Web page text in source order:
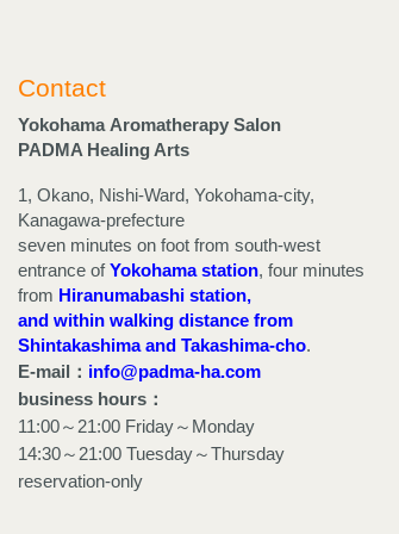
Contact
Yokohama Aromatherapy Salon
PADMA Healing Arts
1, Okano, Nishi-Ward, Yokohama-city,
Kanagawa-prefecture
seven minutes on foot from south-west
entrance ofYokohama station, four minutes
from Hiranumabashi station,
and within walking distance from
Shintakashima and Takashima-cho.
E-mail： info@padma-ha.com
business hours：
11:00～21:00 Friday～Monday
14:30～21:00 Tuesday～Thursday
reservation-only